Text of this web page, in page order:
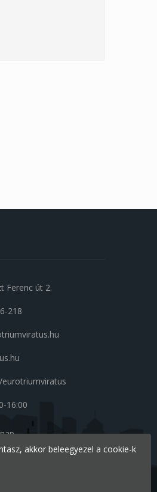
Ferenc út 2.
218
16:00
akkor beleegyezel a cookie-k